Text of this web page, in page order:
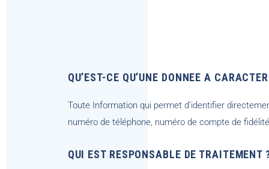
QU’EST-CE QU’UNE DONNEE A
Toute Information qui permet d’identifier
numéro de téléphone, numéro de compte de
QUI EST RESPONSABLE DE TRAITEMENT